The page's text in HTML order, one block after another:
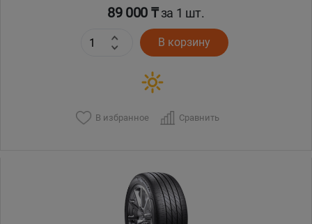
89 000 ₸за 1 шт.
В корзину
В избранное Сравнить